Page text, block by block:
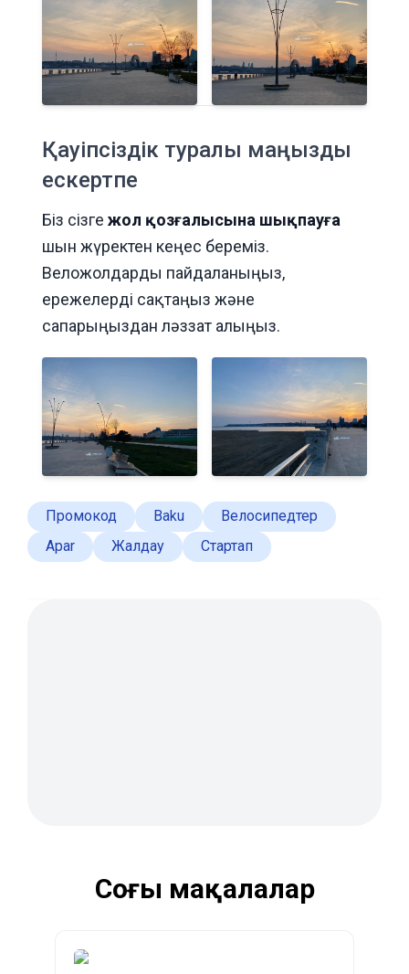
Қауіпсіздік туралы маңызды
ескертпе
Біз сізге жол қозғалысына шықпауға
шын жүректен кеңес береміз.
Веложолдарды пайдаланыңыз,
ережелерді сақтаңыз және
сапарыңыздан ләззат алыңыз.
Промокод Baku
Велосипедтер
Apar
Жалдау Стартап
Соңғы мақалалар